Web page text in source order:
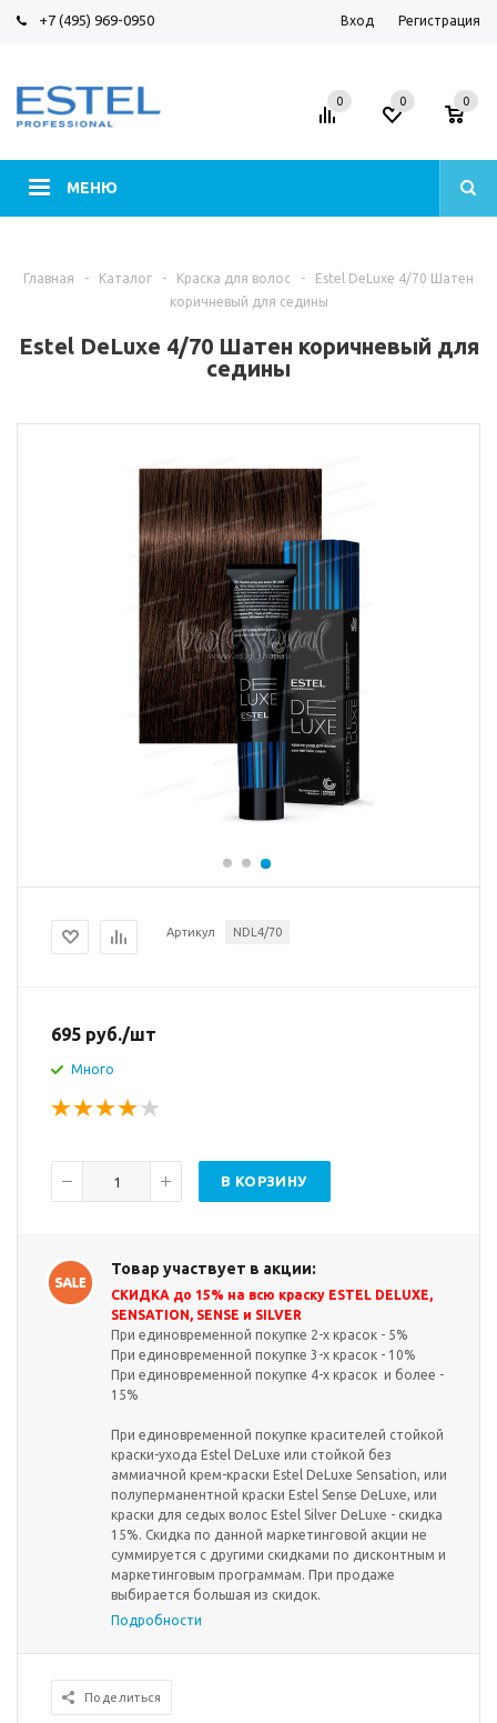
+7 (495) 969-0950 Вход Регистрация
МЕНЮ
0 0 0
Главная - Каталог - Краска для волос -
Estel DeLuxe 4/70 Шатен
коричневый для седины
Estel DeLuxe 4/70 Шатен коричневый для
седины
Артикул NDL4/70
695 руб./шт
Много
В КОРЗИНУ
Товар участвует в акции:
СКИДКА до 15% на всю краску ESTEL DELUXE,
SENSATION, SENSE и SILVER
При единовременной покупке 2-х красок - 5%
При единовременной покупке 3-х красок - 10%
При единовременной покупке 4-х красок и более -
15%
При единовременной покупке красителей стойкой
краски-ухода Estel DeLuxe или стойкой без
аммиачной крем-краски Estel DeLuxe Sensation, или
полуперманентной краски Estel Sense DeLuxe, или
краски для седых волос Estel Silver DeLuxe - скидка
15%. Скидка по данной маркетинговой акции не
суммируется с другими скидками по дисконтным и
маркетинговым программам. При продаже
выбирается большая из скидок.
Подробности
Поделиться